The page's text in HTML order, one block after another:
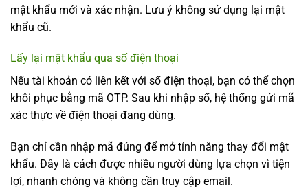
mật khẩu mới và xác nhận. Lưu ý không sử dụng lại mật
khẩu cũ.
Lấy lại mật khẩu qua số điện thoại
Nếu tài khoản có liên kết với số điện thoại, bạn có thể chọn
khôi phục bằng mã OTP. Sau khi nhập số, hệ thống gửi mã
xác thực về điện thoại đang dùng.
Bạn chỉ cần nhập mã đúng để mở tính năng thay đổi mật
khẩu. Đây là cách được nhiều người dùng lựa chọn vì tiện
lợi, nhanh chóng và không cần truy cập email.